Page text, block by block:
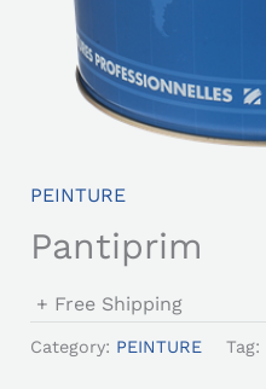
PEINTURE
Pantiprim
+ Free Shipping
Category: PEINTURE Tag: